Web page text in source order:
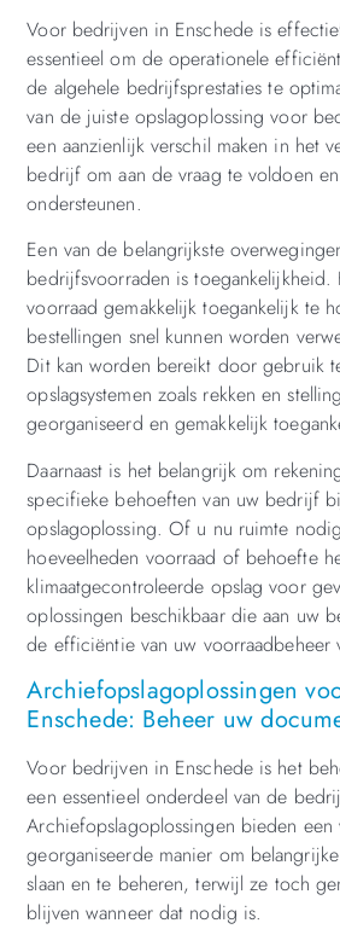
Voor bedrijven in Enschede is
essentieel om de operationele
de algehele bedrijfsprestaties te
van de juiste opslagoplossing voor
een aanzienlijk verschil maken in het
bedrijf om aan de vraag te voldoen
ondersteunen.
Een van de belangrijkste
bedrijfsvoorraden is toegankelijkheid.
voorraad gemakkelijk toegankelijk te
bestellingen snel kunnen worden
Dit kan worden bereikt door gebruik
opslagsystemen zoals rekken en
georganiseerd en gemakkelijk
Daarnaast is het belangrijk om
specifieke behoeften van uw bedrijf
opslagoplossing. Of u nu ruimte
hoeveelheden voorraad of behoefte
klimaatgecontroleerde opslag voor
oplossingen beschikbaar die aan uw
de efficiëntie van uw voorraadbeheer
Archiefopslagoplossingen
Enschede: Beheer uw
Voor bedrijven in Enschede is het
een essentieel onderdeel van de
Archiefopslagoplossingen bieden een
georganiseerde manier om
slaan en te beheren, terwijl ze toch
blijven wanneer dat nodig is.